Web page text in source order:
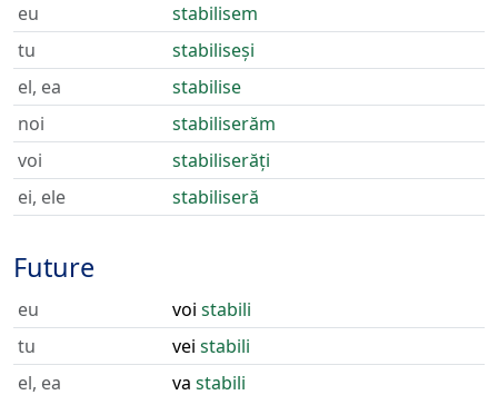
eu
stabilisem
tu
stabiliseși
el, ea
stabilise
noi
stabiliserăm
voi
stabiliserăți
ei, ele
stabiliseră
Future
eu voi stabili
tu
vei stabili
el, ea
va stabili